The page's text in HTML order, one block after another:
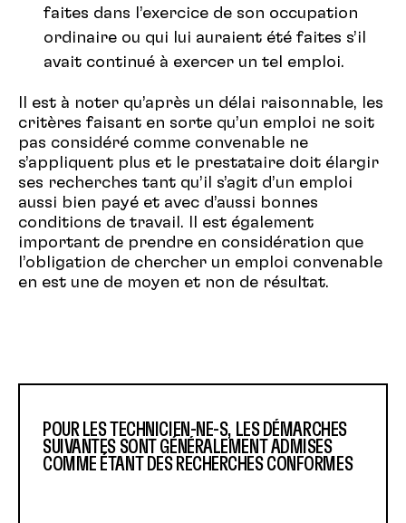
faites dans l’exercice de son occupation
ordinaire ou qui lui auraient été faites s’il
avait continué à exercer un tel emploi.
Il est à noter qu’après un délai raisonnable, les
critères faisant en sorte qu’un emploi ne soit
pas considéré comme convenable ne
s’appliquent plus et le prestataire doit élargir
ses recherches tant qu’il s’agit d’un emploi
aussi bien payé et avec d’aussi bonnes
conditions de travail. Il est également
important de prendre en considération que
l’obligation de chercher un emploi convenable
en est une de moyen et non de résultat.
POUR LES TECHNICIEN-NE-S, LES DÉMARCHES
SUIVANTES SONT GÉNÉRALEMENT ADMISES
COMME ÉTANT DES RECHERCHES CONFORMES